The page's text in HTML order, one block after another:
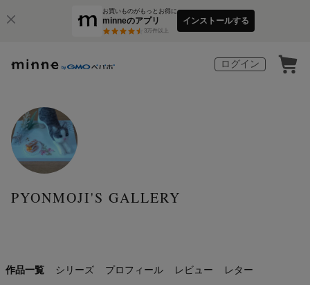
お買いものがもっとお得に
minneのアプリ
3万件以上
インストールする
ログイン
PYONMOJI'S GALLERY
作品一覧 シリーズ プロフィール レビュー レター